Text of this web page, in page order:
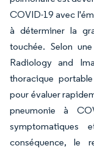
COVID-19 avec
à déterminer la
touchée. Selon
Radiology and
thoracique
pour évaluer
pneumonie à
symptomatiques
conséquence, le